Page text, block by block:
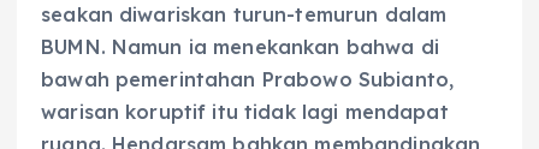
seakan diwariskan turun-temurun dalam
BUMN. Namun ia menekankan bahwa di
bawah pemerintahan Prabowo Subianto,
warisan koruptif itu tidak lagi mendapat
ruang. Hendarsam bahkan membandingkan